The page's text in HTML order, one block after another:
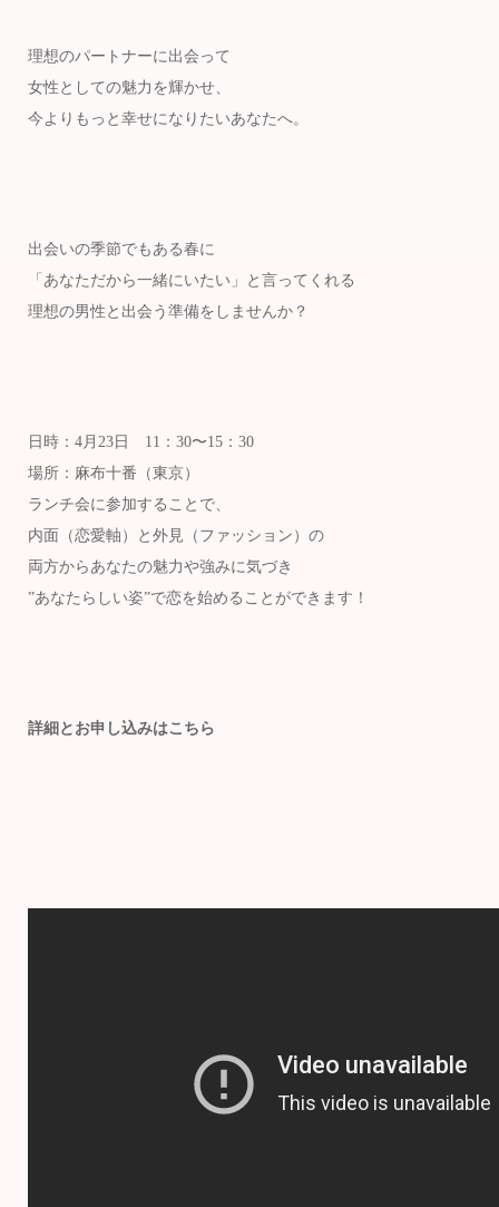
理想のパートナーに出会って
女性としての魅力を輝かせ、
今よりもっと幸せになりたいあなたへ。
出会いの季節でもある春に
「あなただから一緒にいたい」と言ってくれる
理想の男性と出会う準備をしませんか？
日時：4月23日 11：30〜15：30
場所：麻布十番（東京）
ランチ会に参加することで、
内面（恋愛軸）と外見（ファッション）の
両方からあなたの魅力や強みに気づき
”あなたらしい姿”で恋を始めることができます！
詳細とお申し込みはこちら